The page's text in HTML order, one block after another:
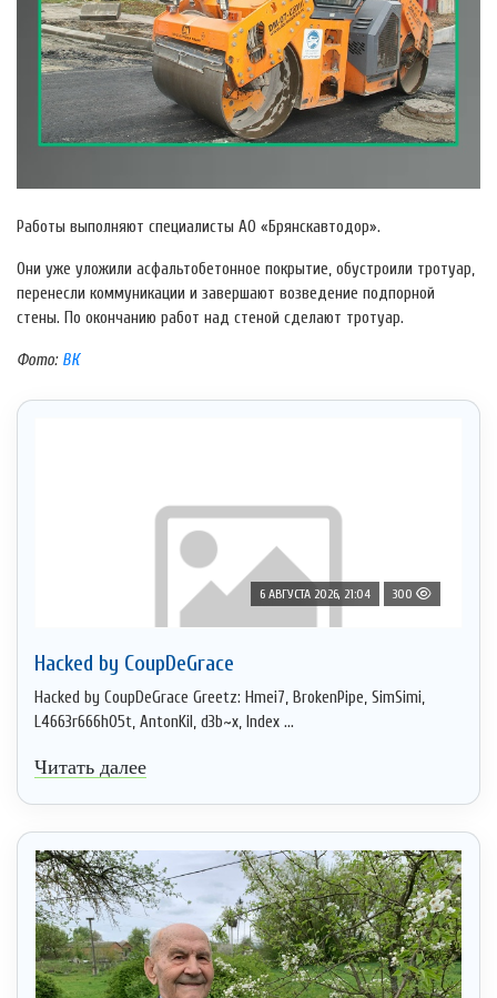
Работы выполняют специалисты АО «Брянскавтодор».
Они уже уложили асфальтобетонное покрытие, обустроили тротуар,
перенесли коммуникации и завершают возведение подпорной
стены. По окончанию работ над стеной сделают тротуар.
Фото: ВК
6 АВГУСТА 2026, 21:04 300
Hacked by CoupDeGrace
Hacked by CoupDeGrace Greetz: Hmei7, BrokenPipe, SimSimi,
L4663r666h05t, AntonKil, d3b~x, Index ...
Читать далее